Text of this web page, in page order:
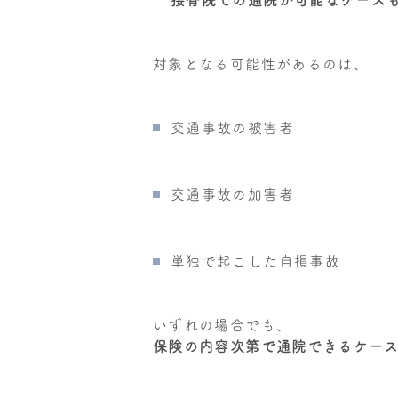
対象となる可能性があるのは、
交通事故の被害者
交通事故の加害者
単独で起こした自損事故
いずれの場合でも、
保険の内容次第で通院できるケー